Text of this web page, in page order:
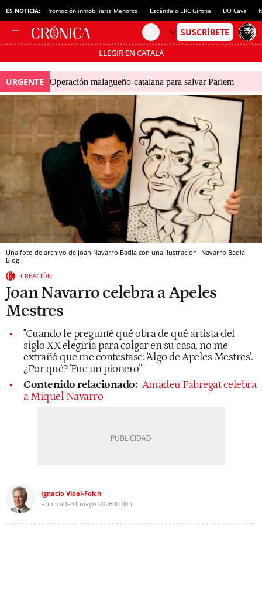
ES NOTICIA: Promoción inmobiliaria Menorca Escándalo ERC Girona DO Cava
LLEGIR EN CATALÀ
Pásate al MODO AHORRO
URGENTE Operación malagueño-catalana para salvar Parlem
Una foto de archivo de Joan Navarro Badía con una ilustración Navarro Badía
Blog
CREACIÓN
Joan Navarro celebra a Apeles
Mestres
"Cuando le pregunté qué obra de qué artista del
siglo XX elegiría para colgar en su casa, no me
extrañó que me contestase: 'Algo de Apeles Mestres'.
¿Por qué? 'Fue un pionero'"
Contenido relacionado: Amadeu Fabregat celebra
a Miquel Navarro
Ignacio Vidal-Folch
Publicada31 mayo 202600:00h